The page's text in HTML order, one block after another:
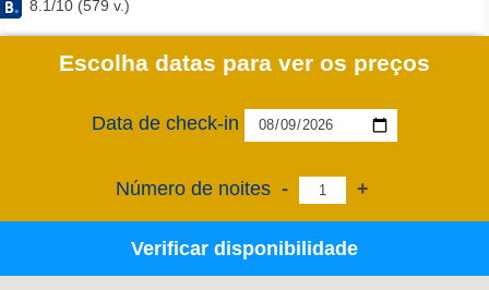
8.1/10 (579 v.)
Escolha datas para ver os preços
Data de check-in
Número de noites - +
Verificar disponibilidade